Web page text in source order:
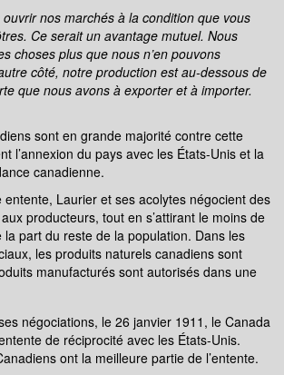
nos marchés à la condition que vous
Ce serait un avantage mutuel. Nous
choses plus que nous n’en pouvons
côté, notre production est au-dessous de
que nous avons à exporter et à importer.
sont en grande majorité contre cette
l’annexion du pays avec les États-Unis et la
canadienne.
entente, Laurier et ses acolytes négocient des
producteurs, tout en s’attirant le moins de
la part du reste de la population. Dans les
les produits naturels canadiens sont
manufacturés sont autorisés dans une
négociations, le 26 janvier 1911, le Canada
de réciprocité avec les États-Unis.
ont la meilleure partie de l’entente.